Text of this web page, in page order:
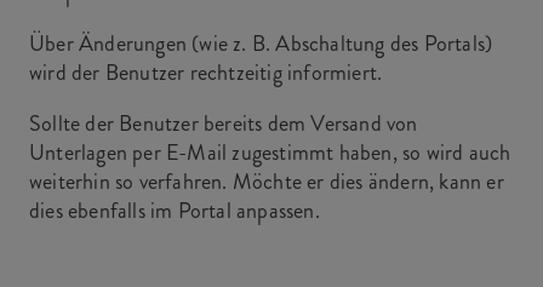
Über Änderungen (wie z. B. Abschaltung des Portals)
wird der Benutzer rechtzeitig informiert.
Sollte der Benutzer bereits dem Versand von
Unterlagen per E-Mail zugestimmt haben, so wird auch
weiterhin so verfahren. Möchte er dies ändern, kann er
dies ebenfalls im Portal anpassen.